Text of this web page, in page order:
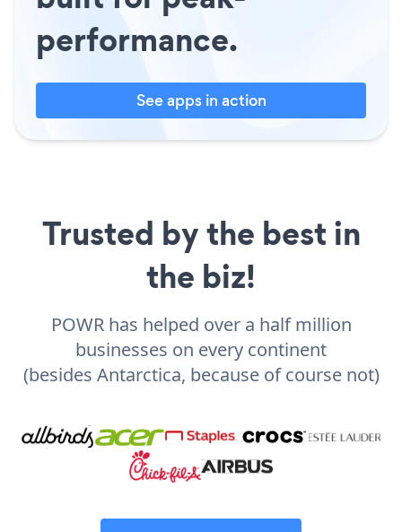
performance.
See apps in action
Trusted by the best in
the biz!
POWR has helped over a half million
businesses on every continent
(besides Antarctica, because of course not)